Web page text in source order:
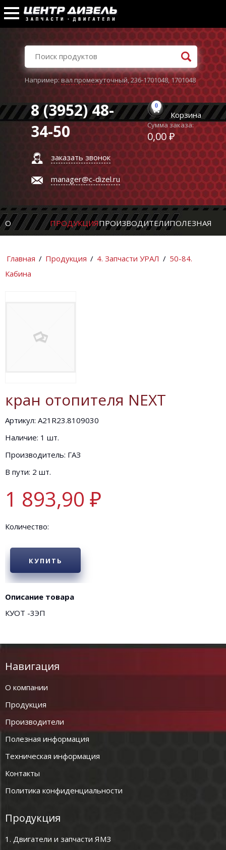
Например:вал промежуточный,236-1701048,1701048
8 (3952) 48-
34-50
заказать звонок
manager@c-dizel.ru
0
Корзина
Сумма заказа:
0,00 ₽
О ПРОДУКЦИЯПРОИЗВОДИТЕЛИПОЛЕЗНАЯ
Главная / Продукция / 4. Запчасти УРАЛ / 50-84.
Кабина
кран отопителя NEXT
Артикул: A21R23.8109030
Наличие: 1 шт.
Производитель: ГАЗ
В пути: 2 шт.
1 893,90 ₽
Количество:
КУПИТЬ
Описание товара
КУОТ -3ЭП
Навигация
О компании
Продукция
Производители
Полезная информация
Техническая информация
Контакты
Политика конфиденциальности
Продукция
1. Двигатели и запчасти ЯМЗ